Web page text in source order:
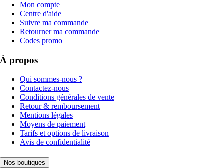
Mon compte
Centre d'aide
Suivre ma commande
Retourner ma commande
Codes promo
À propos
Qui sommes-nous ?
Contactez-nous
Conditions générales de vente
Retour & remboursement
Mentions légales
Moyens de paiement
Tarifs et options de livraison
Avis de confidentialité
Nos boutiques